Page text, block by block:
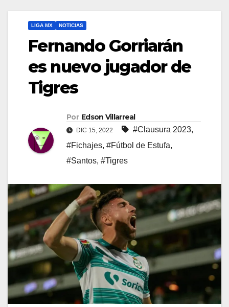
LIGA MX NOTICIAS
Fernando Gorriarán
es nuevo jugador de
Tigres
Por Edson Villarreal
DIC 15, 2022 #Clausura 2023,
#Fichajes, #Fútbol de Estufa,
#Santos, #Tigres